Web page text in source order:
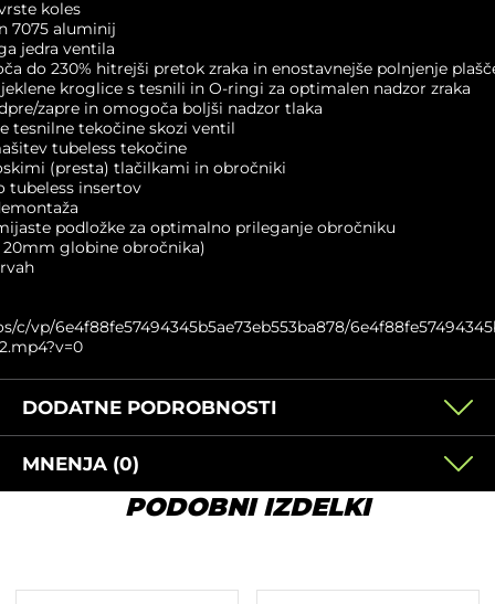
koles
7075 aluminij
jedra ventila
do 230% hitrejši pretok zraka in enostavnejše polnjenje
kroglice s tesnili in O-ringi za optimalen nadzor zraka
zapre in omogoča boljši nadzor tlaka
tesnilne tekočine skozi ventil
tubeless tekočine
(presta) tlačilkami in obročniki
tubeless insertov
podložke za optimalno prileganje obročniku
globine obročnika)
c/vp/6e4f88fe57494345b5ae73eb553ba878/
DODATNE PODROBNOSTI
MNENJA (0)
PODOBNI IZDELKI